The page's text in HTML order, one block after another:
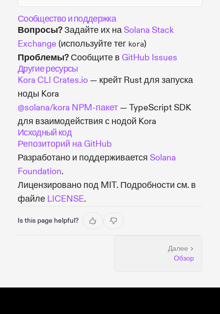
Сообщество и поддержка
Вопросы?Задайте их наSolana Stack
Exchange (используйте тег kora)
Проблемы? Сообщите в GitHub Issues
Другие ресурсы
Kora CLI Crates.io — крейт Rust для запуска
ноды Kora
@solana/kora NPM-пакет — TypeScript SDK
для взаимодействия с нодой Kora
Исходный код
Репозиторий на GitHub
Разработано и поддерживается Solana
Foundation.
Лицензировано под MIT. Подробности см. в
файле LICENSE.
Is this page helpful?
Далее
Обзор